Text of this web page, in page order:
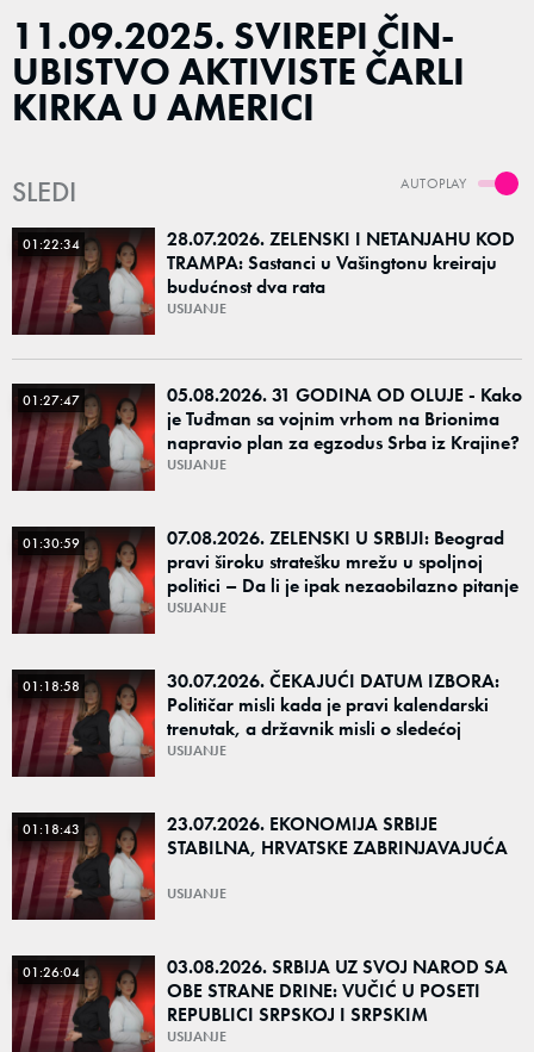
11.09.2025. SVIREPI ČIN-
UBISTVO AKTIVISTE ČARLI
KIRKA U AMERICI
AUTOPLAY
SLEDI
01:22:34
28.07.2026. ZELENSKI I NETANJAHU KOD
TRAMPA: Sastanci u Vašingtonu kreiraju
budućnost dva rata
USIJANJE
01:27:47
05.08.2026. 31 GODINA OD OLUJE - Kako
je Tuđman sa vojnim vrhom na Brionima
napravio plan za egzodus Srba iz Krajine?
USIJANJE
01:30:59
07.08.2026. ZELENSKI U SRBIJI: Beograd
pravi široku stratešku mrežu u spoljnoj
politici – Da li je ipak nezaobilazno pitanje
kako će reagovati Moskva?
USIJANJE
01:18:58
30.07.2026. ČEKAJUĆI DATUM IZBORA:
Političar misli kada je pravi kalendarski
trenutak, a državnik misli o sledećoj
generaciji
USIJANJE
01:18:43
23.07.2026. EKONOMIJA SRBIJE
STABILNA, HRVATSKE ZABRINJAVAJUĆA
USIJANJE
01:26:04
03.08.2026. SRBIJA UZ SVOJ NAROD SA
OBE STRANE DRINE: VUČIĆ U POSETI
REPUBLICI SRPSKOJ I SRPSKIM
POVRATNIČKIM SREDINAMA
USIJANJE